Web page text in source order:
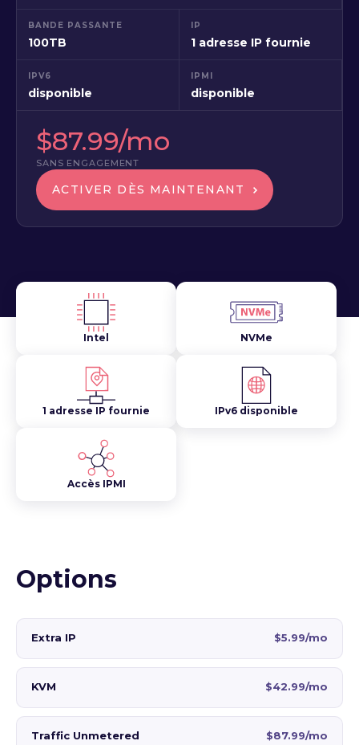
BANDE PASSANTE
100TB
IP
1 adresse IP fournie
IPV6
disponible
IPMI
disponible
$87.99/mo
SANS ENGAGEMENT
ACTIVER DÈS MAINTENANT
Intel NVMe
1 adresse IP fournie IPv6 disponible
Accès IPMI
Options
Extra IP $5.99/mo
KVM $42.99/mo
Traffic Unmetered $87.99/mo